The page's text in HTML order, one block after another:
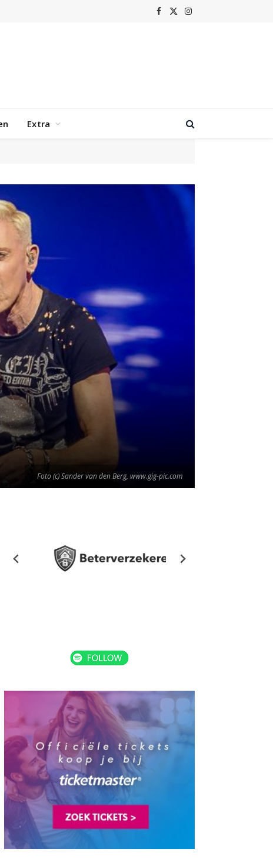
Facebook
X
Instagram
Extra
Foto (c) Sander van den Berg, www.gig-pic.com